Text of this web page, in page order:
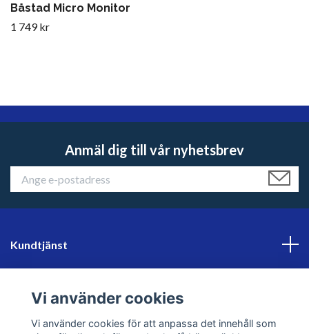
Båstad Micro Monitor
1 749 kr
Anmäl dig till vår nyhetsbrev
Kundtjänst
Sociala medier
Vi använder cookies
Vi använder cookies för att anpassa det innehåll som